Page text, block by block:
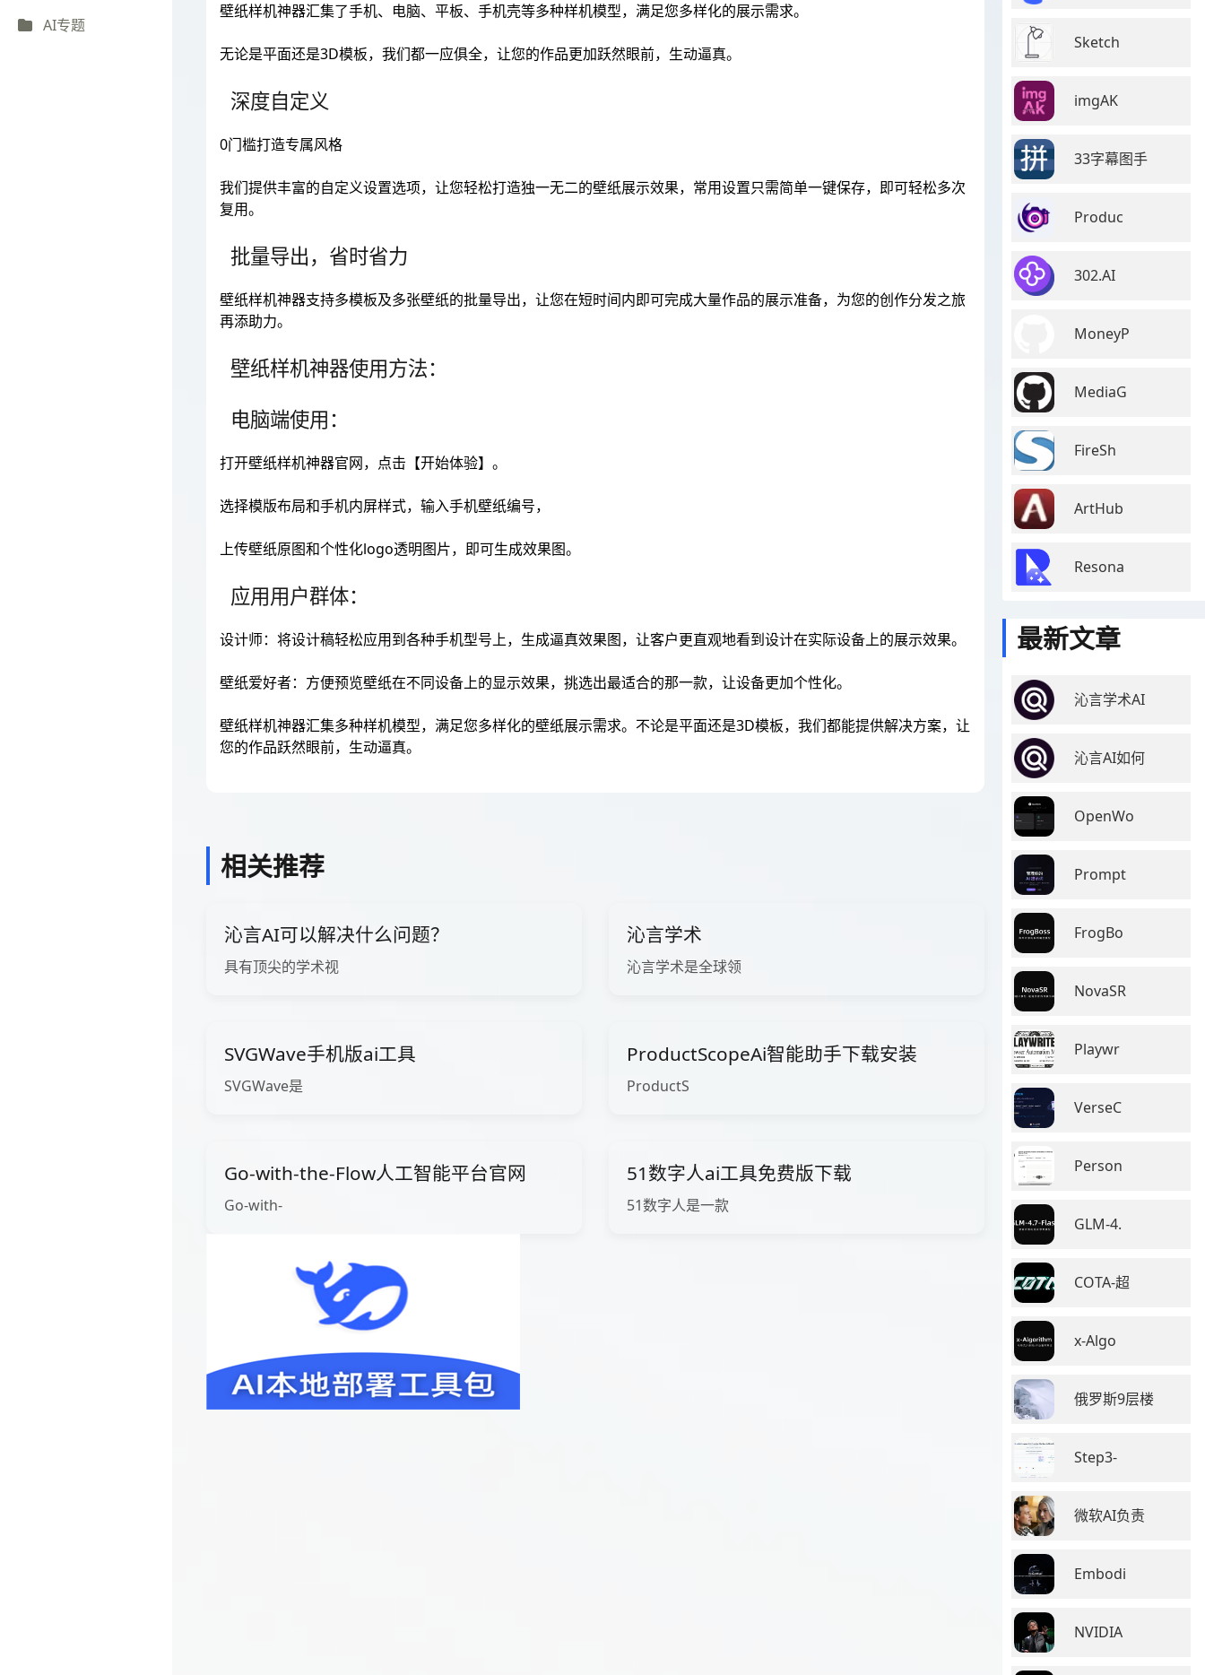
AI专题
壁纸样机神器汇集了手机、电脑、平板、手机壳等多种样机模型，满足您多样化的展示需求。
无论是平面还是3D模板，我们都一应俱全，让您的作品更加跃然眼前，生动逼真。
深度自定义
0门槛打造专属风格
我们提供丰富的自定义设置选项，让您轻松打造独一无二的壁纸展示效果，常用设置只需简单一键保存，即可轻松多次
复用。
批量导出，省时省力
壁纸样机神器支持多模板及多张壁纸的批量导出，让您在短时间内即可完成大量作品的展示准备，为您的创作分发之旅
再添助力。
壁纸样机神器使用方法：
电脑端使用：
打开壁纸样机神器官网，点击【开始体验】。
选择模版布局和手机内屏样式，输入手机壁纸编号，
上传壁纸原图和个性化logo透明图片，即可生成效果图。
应用用户群体：
设计师：将设计稿轻松应用到各种手机型号上，生成逼真效果图，让客户更直观地看到设计在实际设备上的展示效果。
壁纸爱好者：方便预览壁纸在不同设备上的显示效果，挑选出最适合的那一款，让设备更加个性化。
壁纸样机神器汇集多种样机模型，满足您多样化的壁纸展示需求。不论是平面还是3D模板，我们都能提供解决方案，让
您的作品跃然眼前，生动逼真。
相关推荐
沁言AI可以解决什么问题？
具有顶尖的学术视
沁言学术
沁言学术是全球领
SVGWave手机版ai工具
SVGWave是
ProductScopeAi智能助手下载安装
ProductS
Go-with-the-Flow人工智能平台官网
Go-with-
51数字人ai工具免费版下载
51数字人是一款
Sketch
imgAK
33字幕图手
Produc
302.AI
MoneyP
MediaG
FireSh
ArtHub
Resona
最新文章
沁言学术AI
沁言AI如何
OpenWo
Prompt
FrogBo
NovaSR
Playwr
VerseC
Person
GLM-4.
COTA-超
x-Algo
俄罗斯9层楼
Step3-
微软AI负责
Embodi
NVIDIA